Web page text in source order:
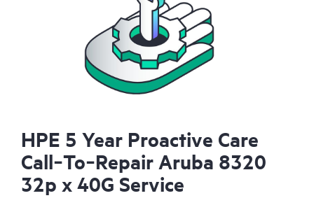
HPE 5 Year Proactive Care
Call‑To‑Repair Aruba 8320
32p x 40G Service